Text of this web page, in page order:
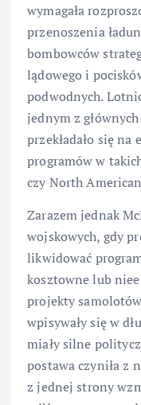
wymagała
przenoszenia
bombowców
lądowego i
podwodnych.
jednym z
przekładało się na
programów w
czy North
Zarazem jednak
wojskowych, gdy
likwidować
kosztowne lub
projekty
wpisywały się w
miały silne
postawa czyniła z
z jednej strony